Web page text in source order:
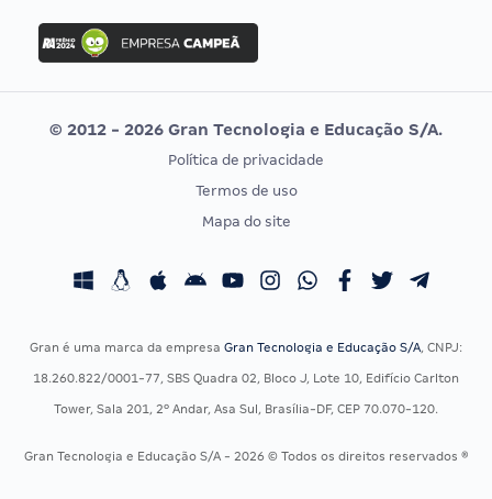
Concurso Ibama
Concurso MPU
Editais publicados
Vunesp
CONCURSOS POR PROFISSÃO
Concursos Fiscais
Concursos Saúde
Residência Multiprofissional
EXAME DE ORDEM
Calendário OAB
© 2012 - 2026 Gran Tecnologia e Educação S/A.
Política de privacidade
Termos de uso
Mapa do site
Gran é uma marca da empresa Gran Tecnologia e Educação S/A, CNPJ:
18.260.822/0001-77, SBS Quadra 02, Bloco J, Lote 10, Edifício Carlton
Tower, Sala 201, 2º Andar, Asa Sul, Brasília-DF, CEP 70.070-120.
Gran Tecnologia e Educação S/A - 2026 © Todos os direitos reservados ®